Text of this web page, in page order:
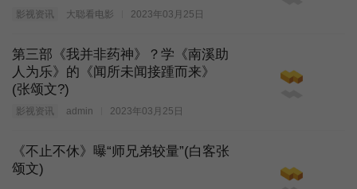
影视资讯 大聪看电影 2023年03月25日
第三部《我并非药神》？学《南溪助
人为乐》的《闻所未闻接踵而来》
(张颂文?)
影视资讯 admin 2023年03月25日
《不止不休》曝“师兄弟较量”(白客张
颂文)